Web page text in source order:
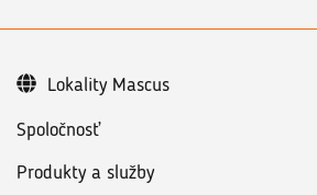
Spoločnosť
Produkty a služby
Lokality Mascus